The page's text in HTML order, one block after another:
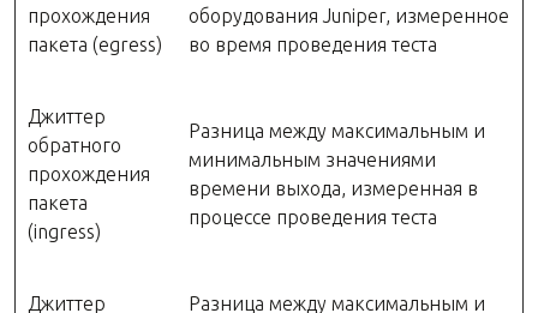
прохождения
пакета (egress)
оборудования Juniper, измеренное
во время проведения теста
Джиттер
обратного
прохождения
пакета
(ingress)
Разница между максимальным и
минимальным значениями
времени выхода, измеренная в
процессе проведения теста
Джиттер Разница между максимальным и